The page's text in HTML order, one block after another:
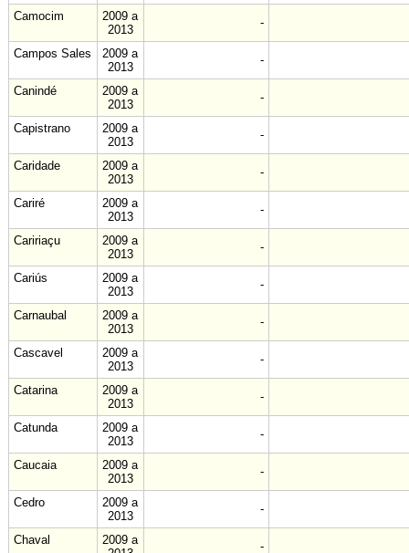
Camocim
2009 a
2013
-
Campos Sales
2009 a
2013
-
Canindé
2009 a
2013
-
Capistrano
2009 a
2013
-
Caridade
2009 a
2013
-
Cariré
2009 a
2013
-
Caririaçu
2009 a
2013
-
Cariús
2009 a
2013
-
Carnaubal
2009 a
2013
-
Cascavel
2009 a
2013
-
Catarina
2009 a
2013
-
Catunda
2009 a
2013
-
Caucaia
2009 a
2013
-
Cedro
2009 a
2013
-
Chaval
2009 a
-